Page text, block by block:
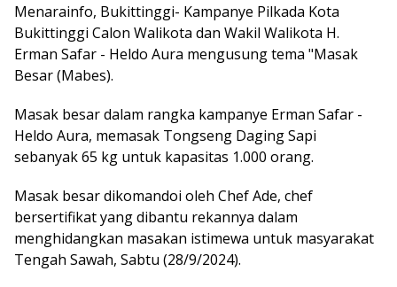
Menarainfo, Bukittinggi- Kampanye Pilkada Kota
Bukittinggi Calon Walikota dan Wakil Walikota H.
Erman Safar - Heldo Aura mengusung tema "Masak
Besar (Mabes).
Masak besar dalam rangka kampanye Erman Safar -
Heldo Aura, memasak Tongseng Daging Sapi
sebanyak 65 kg untuk kapasitas 1.000 orang.
Masak besar dikomandoi oleh Chef Ade, chef
bersertifikat yang dibantu rekannya dalam
menghidangkan masakan istimewa untuk masyarakat
Tengah Sawah, Sabtu (28/9/2024).